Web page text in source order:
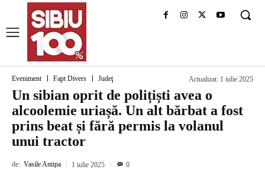
Eveniment Fapt Divers Judeţ Actualizat: 1 iulie 2025
Un sibian oprit de polițiști avea o
alcoolemie uriașă. Un alt bărbat a fost
prins beat și fără permis la volanul
unui tractor
de: Vasile Antipa 1 iulie 2025 0